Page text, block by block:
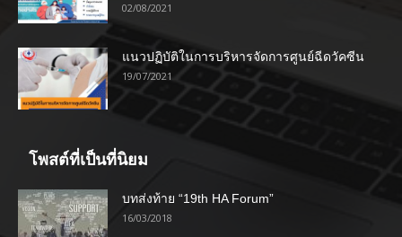
02/08/2021
แนวปฏิบัติในการบริหารจัดการศูนย์ฉีดวัคซีน
19/07/2021
โพสต์ที่เป็นที่นิยม
บทส่งท้าย “19th HA Forum”
16/03/2018